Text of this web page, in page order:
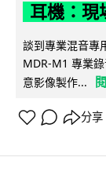
耳機：現
談到專業混音專
MDR-M1 專業
意影像製作...
分享